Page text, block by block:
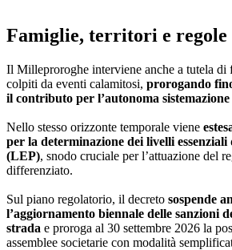
Famiglie, territori e regole
Il Milleproroghe interviene anche a tutela di
colpiti da eventi calamitosi, prorogando
il contributo per l’autonoma
Nello stesso orizzonte temporale viene
per la determinazione dei livelli essenziali
(LEP), snodo cruciale per l’attuazione del
differenziato.
Sul piano regolatorio, il decreto sospende
l’aggiornamento biennale delle sanzioni
strada e proroga al 30 settembre 2026 la
assemblee societarie con modalità